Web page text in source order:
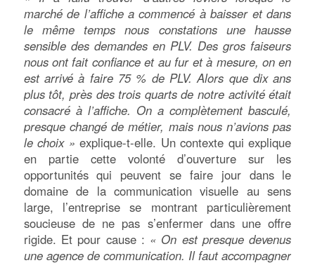
marché de l’affiche a commencé à baisser et dans
le même temps nous constations une hausse
sensible des demandes en PLV. Des gros faiseurs
nous ont fait confiance et au fur et à mesure, on en
est arrivé à faire 75 % de PLV. Alors que dix ans
plus tôt, près des trois quarts de notre activité était
consacré à l’affiche. On a complètement basculé,
presque changé de métier, mais nous n’avions pas
le choix » explique-t-elle. Un contexte qui explique
en partie cette volonté d’ouverture sur les
opportunités qui peuvent se faire jour dans le
domaine de la communication visuelle au sens
large, l’entreprise se montrant particulièrement
soucieuse de ne pas s’enfermer dans une offre
rigide. Et pour cause : « On est presque devenus
une agence de communication. Il faut accompagner